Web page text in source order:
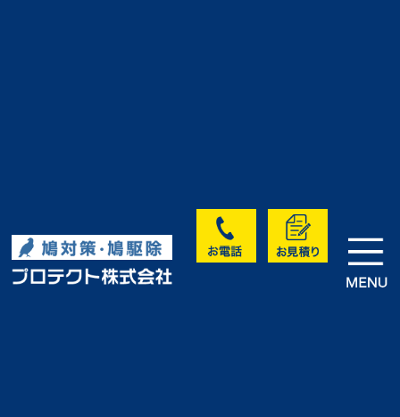
HOME>実績・お客様の声>医療機関